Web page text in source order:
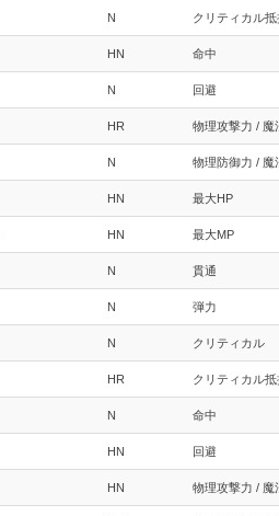
N クリティカル抵
HN 命中
N 回避
HR 物理攻撃力 / 魔
N 物理防御力 / 魔
HN 最大HP
HN 最大MP
N 貫通
N 弾力
N クリティカル
HR クリティカル抵
N 命中
HN 回避
HN 物理攻撃力 / 魔